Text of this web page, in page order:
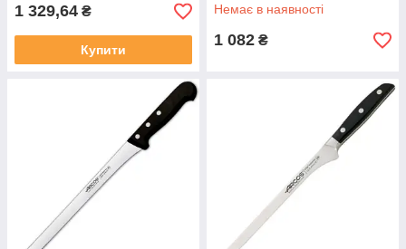
1 329,64 ₴
Купити
Немає в наявності
1 082 ₴